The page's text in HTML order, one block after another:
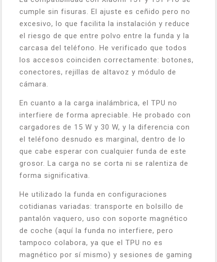
cumple sin fisuras. El ajuste es ceñido pero no
excesivo, lo que facilita la instalación y reduce
el riesgo de que entre polvo entre la funda y la
carcasa del teléfono. He verificado que todos
los accesos coinciden correctamente: botones,
conectores, rejillas de altavoz y módulo de
cámara.
En cuanto a la carga inalámbrica, el TPU no
interfiere de forma apreciable. He probado con
cargadores de 15 W y 30 W, y la diferencia con
el teléfono desnudo es marginal, dentro de lo
que cabe esperar con cualquier funda de este
grosor. La carga no se corta ni se ralentiza de
forma significativa.
He utilizado la funda en configuraciones
cotidianas variadas: transporte en bolsillo de
pantalón vaquero, uso con soporte magnético
de coche (aquí la funda no interfiere, pero
tampoco colabora, ya que el TPU no es
magnético por sí mismo) y sesiones de gaming